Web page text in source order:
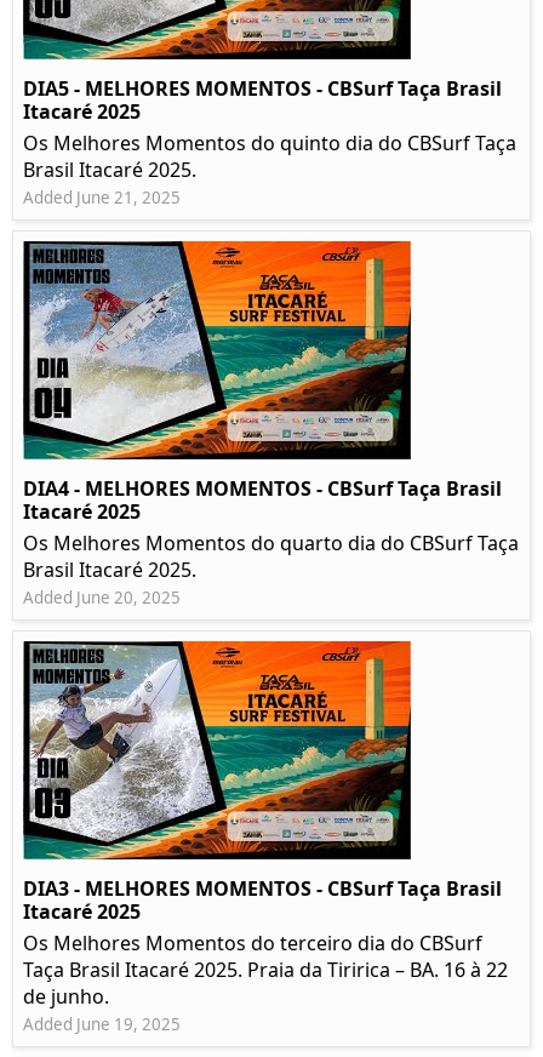
DIA5 - MELHORES MOMENTOS - CBSurf Taça Brasil
Itacaré 2025
Os Melhores Momentos do quinto dia do CBSurf Taça
Brasil Itacaré 2025.
Added June 21, 2025
DIA4 - MELHORES MOMENTOS - CBSurf Taça Brasil
Itacaré 2025
Os Melhores Momentos do quarto dia do CBSurf Taça
Brasil Itacaré 2025.
Added June 20, 2025
DIA3 - MELHORES MOMENTOS - CBSurf Taça Brasil
Itacaré 2025
Os Melhores Momentos do terceiro dia do CBSurf
Taça Brasil Itacaré 2025. Praia da Tiririca – BA. 16 à 22
de junho.
Added June 19, 2025